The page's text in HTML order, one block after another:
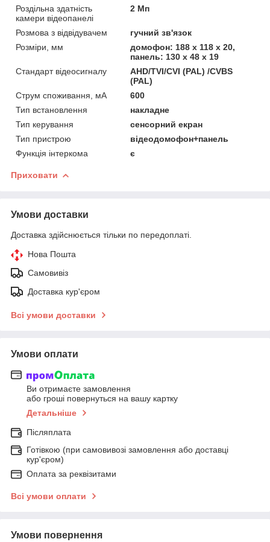
Роздільна здатність
камери відеопанелі
2 Мп
Розмова з відвідувачем
гучний зв'язок
Розміри, мм
домофон: 188 х 118 х 20,
панель: 130 х 48 х 19
Стандарт відеосигналу
AHD/TVI/CVI (PAL) /CVBS
(PAL)
Струм споживання, мА
600
Тип встановлення
накладне
Тип керування
сенсорний екран
Тип пристрою
відеодомофон+панель
Функція інтеркома
є
Приховати
Умови доставки
Доставка здійснюється тільки по передоплаті.
Нова Пошта
Самовивіз
Доставка кур'єром
Всі умови доставки
Умови оплати
Ви отримаєте замовлення
або гроші повернуться на вашу картку
Детальніше
Післяплата
Готівкою (при самовивозі замовлення або доставці
кур'єром)
Оплата за реквізитами
Всі умови оплати
Умови повернення